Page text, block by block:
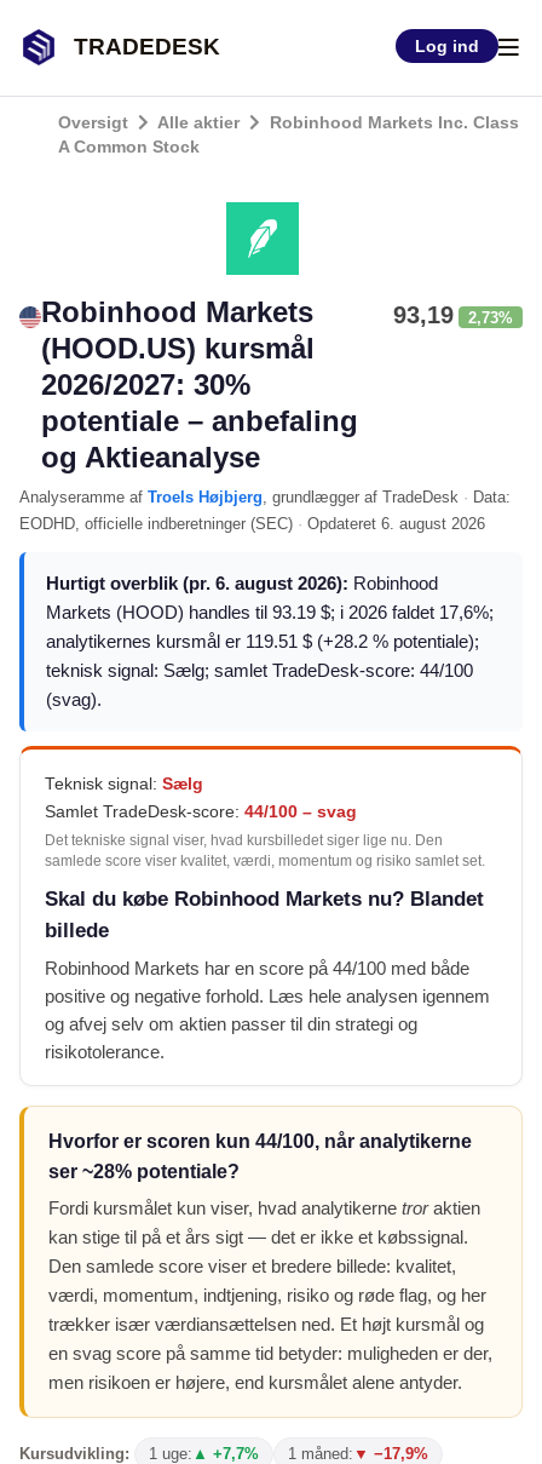
TRADEDESK Log ind
Oversigt Alle aktier
Robinhood Markets Inc. Class
A Common Stock
Robinhood Markets
(HOOD.US) kursmål
2026/2027: 30%
potentiale – anbefaling
og Aktieanalyse
93,19 2,73%
Analyseramme af Troels Højbjerg, grundlægger af TradeDesk · Data:
EODHD, officielle indberetninger (SEC) · Opdateret 6. august 2026
Hurtigt overblik (pr. 6. august 2026): Robinhood
Markets (HOOD) handles til 93.19 $; i 2026 faldet 17,6%;
analytikernes kursmål er 119.51 $ (+28.2 % potentiale);
teknisk signal: Sælg; samlet TradeDesk-score: 44/100
(svag).
Teknisk signal: Sælg
Samlet TradeDesk-score: 44/100 – svag
Det tekniske signal viser, hvad kursbilledet siger lige nu. Den
samlede score viser kvalitet, værdi, momentum og risiko samlet set.
Skal du købe Robinhood Markets nu? Blandet
billede
Robinhood Markets har en score på 44/100 med både
positive og negative forhold. Læs hele analysen igennem
og afvej selv om aktien passer til din strategi og
risikotolerance.
Hvorfor er scoren kun 44/100, når analytikerne
ser ~28% potentiale?
Fordi kursmålet kun viser, hvad analytikerne troraktien
kan stige til på et års sigt — det er ikke et købssignal.
Den samlede score viser et bredere billede: kvalitet,
værdi, momentum, indtjening, risiko og røde flag, og her
trækker især værdiansættelsen ned. Et højt kursmål og
en svag score på samme tid betyder: muligheden er der,
men risikoen er højere, end kursmålet alene antyder.
Kursudvikling: 1 uge: ▲ +7,7% 1 måned: ▼ −17,9%